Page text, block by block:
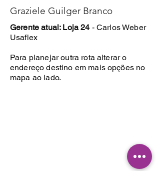
Graziele Guilger Branco
Gerente atual: Loja 24 - Carlos Weber
Usaflex
Para planejar outra rota alterar o
endereço destino em mais opções no
mapa ao lado.